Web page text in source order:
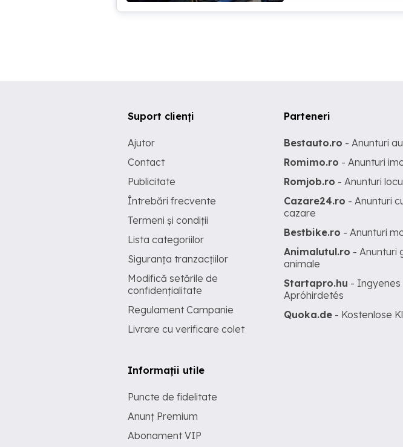
Suport clienți
Ajutor
Contact
Publicitate
Întrebări frecvente
Termeni și condiții
Lista categoriilor
Siguranța tranzacțiilor
Modifică setările de
confidențialitate
Regulament Campanie
Livrare cu verificare colet
Informații utile
Puncte de fidelitate
Anunț Premium
Abonament VIP
Parteneri
Bestauto.ro - Anunturi
Romimo.ro - Anunturi
Romjob.ro - Anunturi
Cazare24.ro - Anunturi
cazare
Bestbike.ro - Anunturi
Animalutul.ro - Anunturi
animale
Startapro.hu - Ingyenes
Apróhirdetés
Quoka.de - Kostenlose